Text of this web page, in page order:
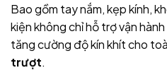
Bao gồm tay nắm, kẹp kính,
kiện không chỉ hỗ trợ vận
tăng cường độ kín khít cho
trượt.